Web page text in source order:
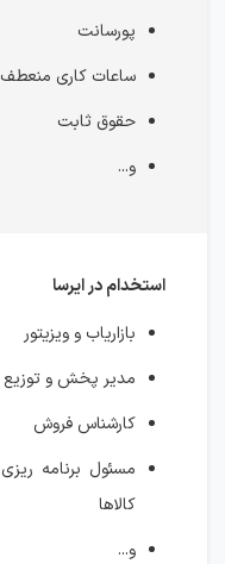
پورسانت
ساعات کاری منعطف
حقوق ثابت
و...
استخدام در ایرسا
بازاریاب و ویزیتور
مدیر پخش و توزیع
کارشناس فروش
مسئول برنامه
کالاها
و...